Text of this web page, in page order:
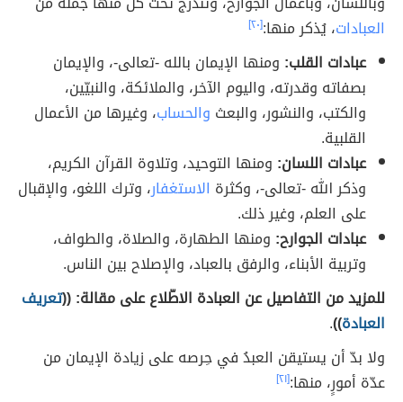
العبادات، يُذكر منها:[٢٠]
عبادات القلب: ومنها الإيمان بالله -تعالى-، والإيمان
بصفاته وقدرته، واليوم الآخر، والملائكة، والنبيّين،
والكتب، والنشور، والبعث والحساب، وغيرها من الأعمال
القلبية.
عبادات اللسان: ومنها التوحيد، وتلاوة القرآن الكريم،
وذكر الله -تعالى-، وكثرة الاستغفار، وترك اللغو، والإقبال
على العلم، وغير ذلك.
عبادات الجوارح: ومنها الطهارة، والصلاة، والطواف،
وتربية الأبناء، والرفق بالعباد، والإصلاح بين الناس.
للمزيد من التفاصيل عن العبادة الاطّلاع على مقالة: ((تعريف
العبادة))
.
ولا بدّ أن يستيقن العبدُ في حِرصه على زيادة الإيمان من
عدّة أمورٍ، منها:[٢١]